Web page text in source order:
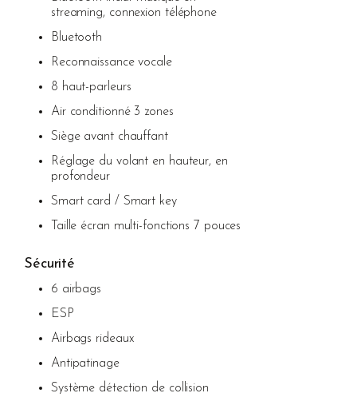
streaming, connexion téléphone
Bluetooth
Reconnaissance vocale
8 haut-parleurs
Air conditionné 3 zones
Siège avant chauffant
Réglage du volant en hauteur, en
profondeur
Smart card / Smart key
Taille écran multi-fonctions 7 pouces
Sécurité
6 airbags
ESP
Airbags rideaux
Antipatinage
Système détection de collision